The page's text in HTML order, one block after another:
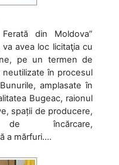
din Moldova”
avea loc licitaţia cu
pe un termen de
neutilizate în procesul
amplasate în
Bugeac, raionul
spații de producere,
încărcare,
a mărfuri....